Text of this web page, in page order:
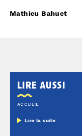
Mathieu Bahuet
lire aussi
ACCUEIL
Lire la suite